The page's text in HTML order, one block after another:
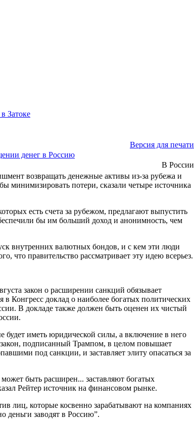
Затоке
Версия для печати
денег в Россию
В России
возвращать денежные активы из-за рубежа и
минимизировать потери, сказали четыре источника
есть счета за рубежом, предлагают выпустить
бы им больший доход и анонимность, чем
внутренних валютных бондов, и с кем эти люди
что правительство рассматривает эту идею всерьез.
закон о расширении санкций обязывает
Конгресс доклад о наиболее богатых политических
В докладе также должен быть оценен их чистый
будет иметь юридической силы, а включение в него
подписанный Трампом, в целом повышает
под санкции, и заставляет элиту опасаться за
быть расширен... заставляют богатых
Рейтер источник на финансовом рынке.
лиц, которые косвенно зарабатывают на компаниях
деньги заводят в Россию”.